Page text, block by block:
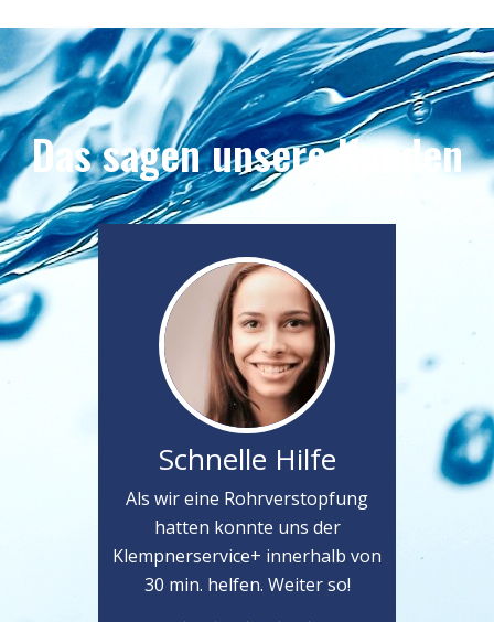
Das sagen unsere Kunden
Schnelle Hilfe
Als wir eine Rohrverstopfung
hatten konnte uns der
Klempnerservice+ innerhalb von
30 min. helfen. Weiter so!